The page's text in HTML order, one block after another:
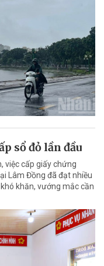
sổ đỏ lần đầu
việc cấp giấy chứng
Lâm Đồng đã đạt nhiều
khăn, vướng mắc cần